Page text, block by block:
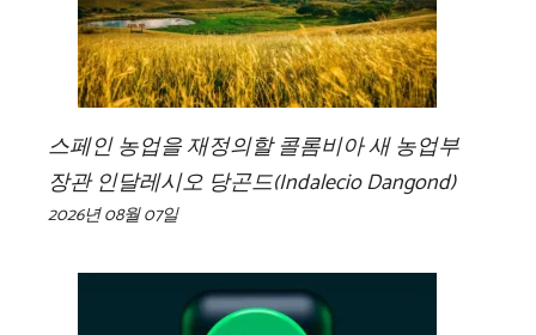
스페인 농업을 재정의할 콜롬비아 새 농업부
장관 인달레시오 당곤드(Indalecio Dangond)
2026년 08월 07일